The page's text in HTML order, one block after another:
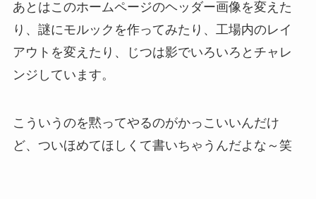
あとはこのホームページのヘッダー画像を変えた
り、謎にモルックを作ってみたり、工場内のレイ
アウトを変えたり、じつは影でいろいろとチャレ
ンジしています。
こういうのを黙ってやるのがかっこいいんだけ
ど、ついほめてほしくて書いちゃうんだよな～笑